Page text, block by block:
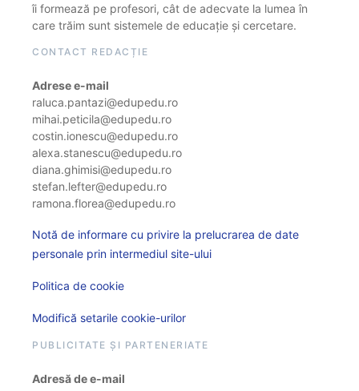
îi formează pe profesori, cât de adecvate la lumea în
care trăim sunt sistemele de educație și cercetare.
CONTACT REDACȚIE
Adrese e-mail
raluca.pantazi@edupedu.ro
mihai.peticila@edupedu.ro
costin.ionescu@edupedu.ro
alexa.stanescu@edupedu.ro
diana.ghimisi@edupedu.ro
stefan.lefter@edupedu.ro
ramona.florea@edupedu.ro
Notă de informare cu privire la prelucrarea de date
personale prin intermediul site-ului
Politica de cookie
Modifică setarile cookie-urilor
PUBLICITATE ȘI PARTENERIATE
Adresă de e-mail